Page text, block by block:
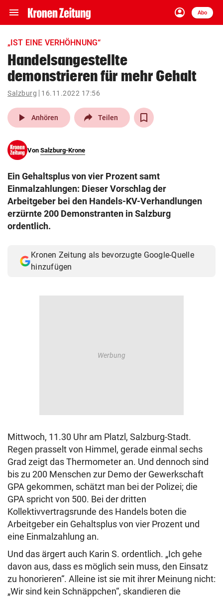
menu Navigation
ein-/ausklappen
account_circle
Anmelden
Abo
close Schließen
account_circle Anmelden
arrow_right
pin_drop
Wien arrow_right
search
eingeben
„IST EINE VERHÖHNUNG“
Handelsangestellte
demonstrieren für mehr Gehalt
Salzburg 16.11.2022 17:56
play_arrow Anhören Teilen
Von Salzburg-Krone
Ein Gehaltsplus von vier Prozent samt
Einmalzahlungen: Dieser Vorschlag der
Arbeitgeber bei den Handels-KV-Verhandlungen
erzürnte 200 Demonstranten in Salzburg
ordentlich.
Kronen Zeitung als bevorzugte Google-Quelle
hinzufügen
Mittwoch, 11.30 Uhr am Platzl, Salzburg-Stadt.
Regen prasselt von Himmel, gerade einmal sechs
Grad zeigt das Thermometer an. Und dennoch sind
bis zu 200 Menschen zur Demo der Gewerkschaft
GPA gekommen, schätzt man bei der Polizei; die
GPA spricht von 500. Bei der dritten
Kollektivvertragsrunde des Handels boten die
Arbeitgeber ein Gehaltsplus von vier Prozent und
eine Einmalzahlung an.
Und das ärgert auch Karin S. ordentlich. „Ich gehe
davon aus, dass es möglich sein muss, den Einsatz
zu honorieren“. Alleine ist sie mit ihrer Meinung nicht:
„Wir sind kein Schnäppchen“, skandieren die